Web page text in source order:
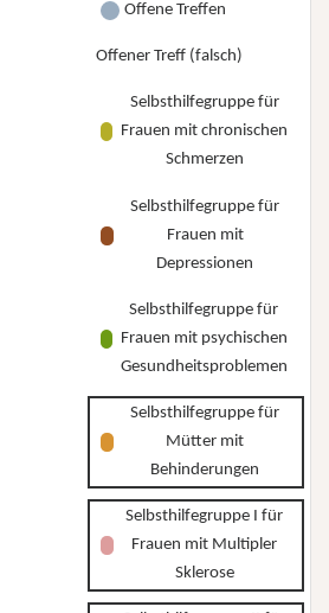
Offene Treffen
Offener Treff (falsch)
Selbsthilfegruppe für
Frauen mit chronischen
Schmerzen
Selbsthilfegruppe für
Frauen mit
Depressionen
Selbsthilfegruppe für
Frauen mit psychischen
Gesundheitsproblemen
Selbsthilfegruppe für
Mütter mit
Behinderungen
Selbsthilfegruppe I für
Frauen mit Multipler
Sklerose